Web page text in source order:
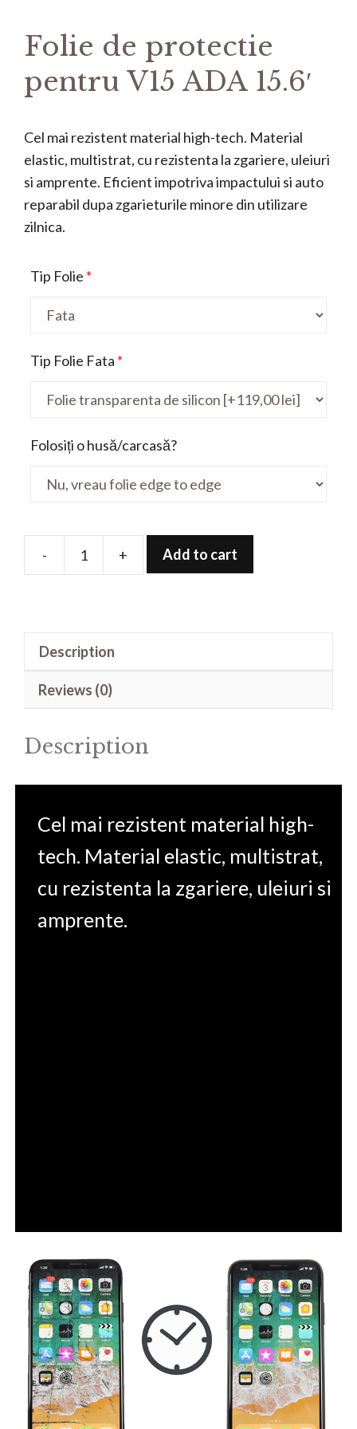
Folie de protectie
pentru V15 ADA 15.6′
Cel mai rezistent material high-tech. Material
elastic, multistrat, cu rezistenta la zgariere, uleiuri
si amprente. Eficient impotriva impactului si auto
reparabil dupa zgarieturile minore din utilizare
zilnica.
Tip Folie *
Tip Folie Fata *
Folosiți o husă/carcasă?
-
Folie
+ Add to cart
Description
Reviews (0)
Description
Cel mai rezistent material high-
tech. Material elastic, multistrat,
cu rezistenta la zgariere, uleiuri si
amprente.